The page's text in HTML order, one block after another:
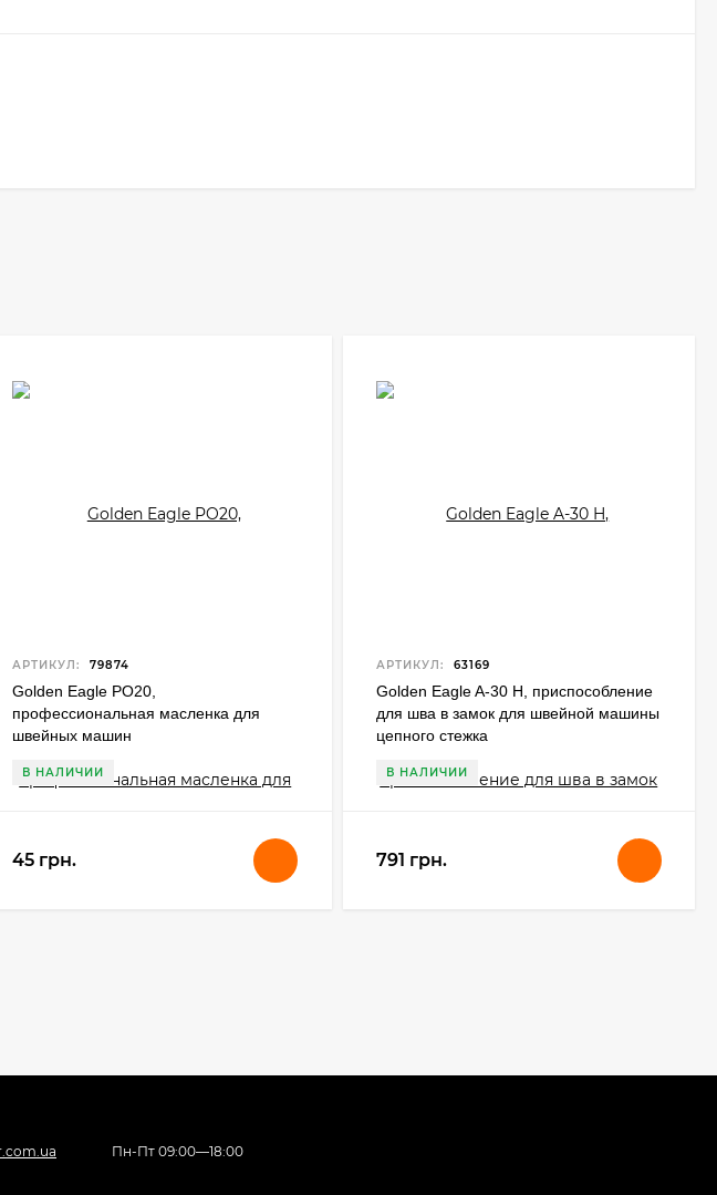
АРТИКУЛ: 79874
Golden Eagle PO20,
профессиональная масленка для
швейных машин
В НАЛИЧИИ
45 грн.
АРТИКУЛ: 63169
Golden Eagle A-30 H, приспособление
для шва в замок для швейной машины
цепного стежка
В НАЛИЧИИ
791 грн.
Пн-Пт 09:00—18:00